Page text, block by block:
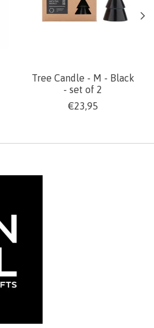
Tree Candle - M - Black
- set of 2
€23,95